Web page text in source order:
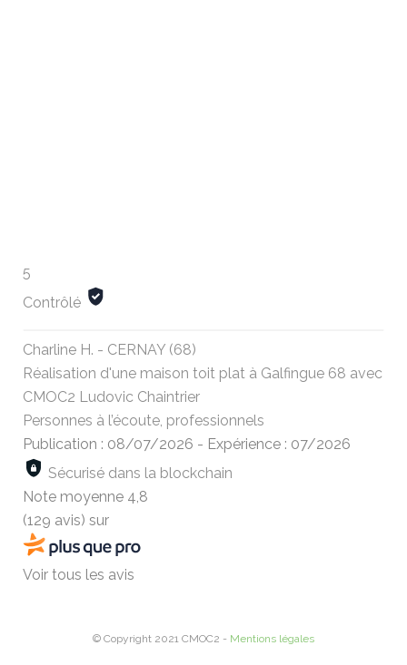
5
Contrôlé
Charline H. - CERNAY (68)
Réalisation d'une maison toit plat à Galfingue 68 avec
CMOC2 Ludovic Chaintrier
Personnes à l’écoute, professionnels
Publication : 08/07/2026 - Expérience : 07/2026
Sécurisé dans la blockchain
Note moyenne 4,8
(129 avis) sur
Voir tous les avis
© Copyright 2021 CMOC2 - Mentions légales